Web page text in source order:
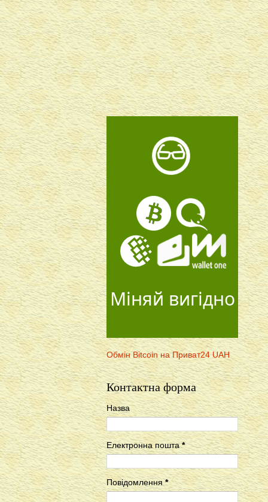
Міняй вигідно
Обмін Bitcoin на Приват24 UAH
Контактна форма
Назва
Електронна пошта*
Повідомлення*